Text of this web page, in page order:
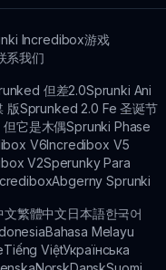
Incredibox游戏
系我们
但差2.0Sprunki Ani
版Sprunked 2.0 Fe 圣诞节
它是木偶Sprunki Phase
V6Incredibox V5
V2Sperunky Para
Abgerny Sprunki
文繁體中文日本語한국어
Bahasa Melayu
Tiếng ViệtУкраїнська